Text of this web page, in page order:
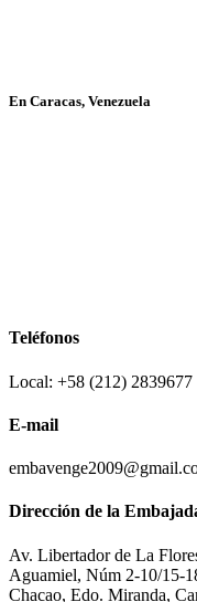
En Caracas, Venezuela
Teléfonos
Local: +58 (212) 2839677
E-mail
Dirección de la
Av. Libertador de La
Aguamiel, Núm 2-10/15-
Chacao, Edo. Miranda,